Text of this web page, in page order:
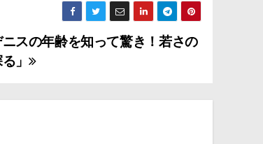
ニスの年齢を知って驚き！若さの
」